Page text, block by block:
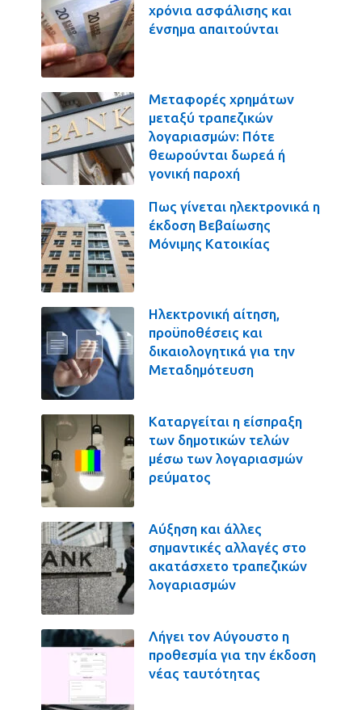
χρόνια ασφάλισης και
ένσημα απαιτούνται
Μεταφορές χρημάτων
μεταξύ τραπεζικών
λογαριασμών: Πότε
θεωρούνται δωρεά ή
γονική παροχή
Πως γίνεται ηλεκτρονικά η
έκδοση Βεβαίωσης
Μόνιμης Κατοικίας
Ηλεκτρονική αίτηση,
προϋποθέσεις και
δικαιολογητικά για την
Μεταδημότευση
Καταργείται η είσπραξη
των δημοτικών τελών
μέσω των λογαριασμών
ρεύματος
Αύξηση και άλλες
σημαντικές αλλαγές στο
ακατάσχετο τραπεζικών
λογαριασμών
Λήγει τον Αύγουστο η
προθεσμία για την έκδοση
νέας ταυτότητας